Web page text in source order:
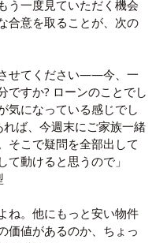
う一度見ていただく機会
合意を取ることが、次の
せてください——今、一
ですか? ローンのことでし
気になっている感じでし
ば、今週末にご家族一緒
そこで疑問を全部出して
動けると思うので」
ね。他にもっと安い物件
価値があるのか、ちょっ